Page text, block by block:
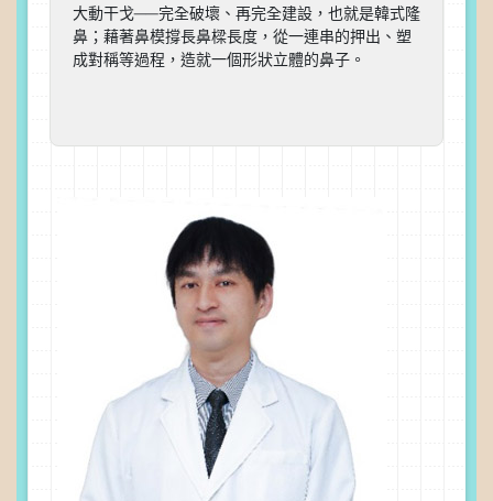
大動干戈──完全破壞、再完全建設，也就是韓式隆
鼻；藉著鼻模撐長鼻樑長度，從一連串的押出、塑
成對稱等過程，造就一個形狀立體的鼻子。